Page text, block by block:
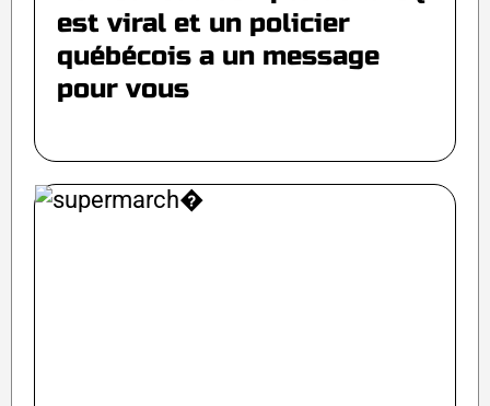
est viral et un policier
québécois a un message
pour vous